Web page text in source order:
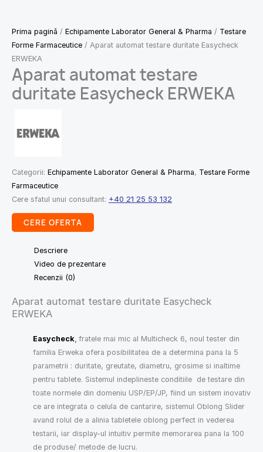
Prima pagină / Echipamente Laborator General & Pharma / Testare
Forme Farmaceutice / Aparat automat testare duritate Easycheck
ERWEKA
Aparat automat testare
duritate Easycheck ERWEKA
Categorii: Echipamente Laborator General & Pharma, Testare Forme
Farmaceutice
Cere sfatul unui consultant: +40 21 25 53 132
CERE OFERTA
Descriere
Video de prezentare
Recenzii (0)
Aparat automat testare duritate Easycheck
ERWEKA
Easycheck fratele mai mic al Multicheck 6, noul tester din
familia Erweka ofera posibilitatea de a determina pana la 5
parametrii : duritate, greutate, diametru, grosime si inaltime
pentru tablete. Sistemul indeplineste conditiile de testare din
toate normele din domeniu USP/EP/JP, fiind un sistem inovativ
ce are integrata o celula de cantarire, sistemul Oblong Slider
avand rolul de a alinia tabletele oblong perfect in vederea
testarii, iar display-ul intuitiv permite memorarea pana la 100
de produse/ metode de lucru.